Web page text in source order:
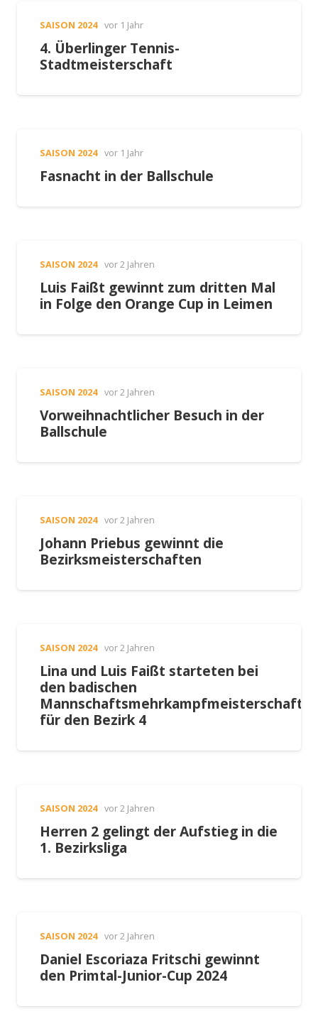
SAISON 2024 vor 1 Jahr
4. Überlinger Tennis-
Stadtmeisterschaft
SAISON 2024 vor 1 Jahr
Fasnacht in der Ballschule
SAISON 2024 vor 2 Jahren
Luis Faißt gewinnt zum dritten Mal
in Folge den Orange Cup in Leimen
SAISON 2024 vor 2 Jahren
Vorweihnachtlicher Besuch in der
Ballschule
SAISON 2024 vor 2 Jahren
Johann Priebus gewinnt die
Bezirksmeisterschaften
SAISON 2024 vor 2 Jahren
Lina und Luis Faißt starteten bei
den badischen
für den Bezirk 4
SAISON 2024 vor 2 Jahren
Herren 2 gelingt der Aufstieg in die
1. Bezirksliga
SAISON 2024 vor 2 Jahren
Daniel Escoriaza Fritschi gewinnt
den Primtal-Junior-Cup 2024